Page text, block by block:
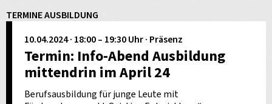
TERMINE AUSBILDUNG
10.04.2024 · 18:00 – 19:30 Uhr · Präsenz
Termin: Info-Abend Ausbildung
mittendrin im April 24
Berufsausbildung für junge Leute mit